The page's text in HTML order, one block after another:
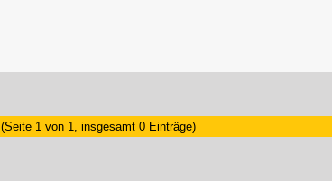
(Seite 1 von 1, insgesamt 0 Einträge)